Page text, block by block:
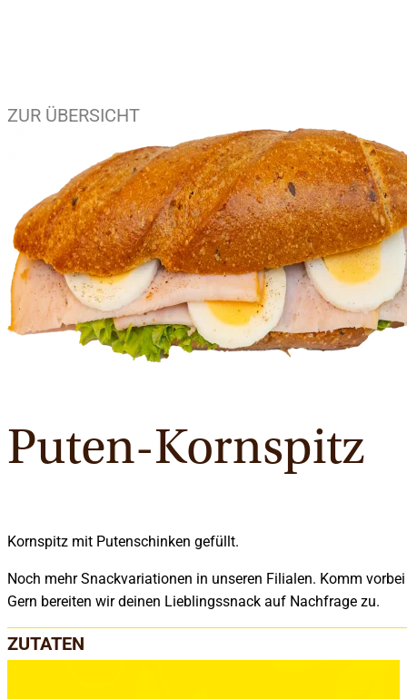
ZUR ÜBERSICHT
Puten-Kornspitz
Kornspitz mit Putenschinken gefüllt.
Noch mehr Snackvariationen in unseren Filialen. Komm
Gern bereiten wir deinen Lieblingssnack auf Nachfrage zu.
ZUTATEN